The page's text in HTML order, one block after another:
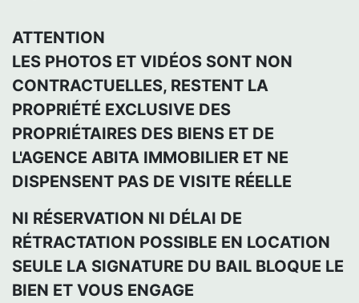
ATTENTION
LES PHOTOS ET VIDÉOS SONT NON
CONTRACTUELLES, RESTENT LA
PROPRIÉTÉ EXCLUSIVE DES
PROPRIÉTAIRES DES BIENS ET DE
L'AGENCE ABITA IMMOBILIER ET NE
DISPENSENT PAS DE VISITE RÉELLE
NI RÉSERVATION NI DÉLAI DE
RÉTRACTATION POSSIBLE EN LOCATION
SEULE LA SIGNATURE DU BAIL BLOQUE LE
BIEN ET VOUS ENGAGE